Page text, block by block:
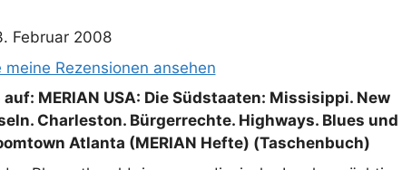
Februar 2008
meine Rezensionen ansehen
auf: MERIAN USA: Die Südstaaten: Missisippi. New
Charleston. Bürgerrechte. Highways. Blues und
Atlanta (MERIAN Hefte) (Taschenbuch)